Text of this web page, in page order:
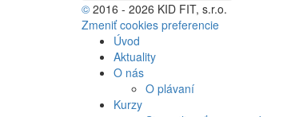
© 2016 - 2026 KID FIT, s.r.o.
Zmeniť cookies preferencie
Úvod
Aktuality
O nás
O plávaní
Kurzy